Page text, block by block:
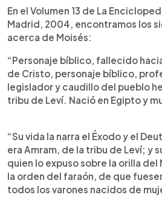
En el Volumen 13 de La
Madrid, 2004, encontramos los
acerca de Moisés:
“Personaje bíblico, fallecido
de Cristo, personaje bíblico,
legislador y caudillo del pueblo
tribu de Leví. Nació en Egipto y
“Su vida la narra el Éxodo y el
era Amram, de la tribu de Leví; y
quien lo expuso sobre la orilla del
la orden del faraón, de que
todos los varones nacidos de